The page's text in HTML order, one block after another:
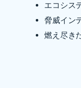
エコシス
脅威イン
燃え尽き